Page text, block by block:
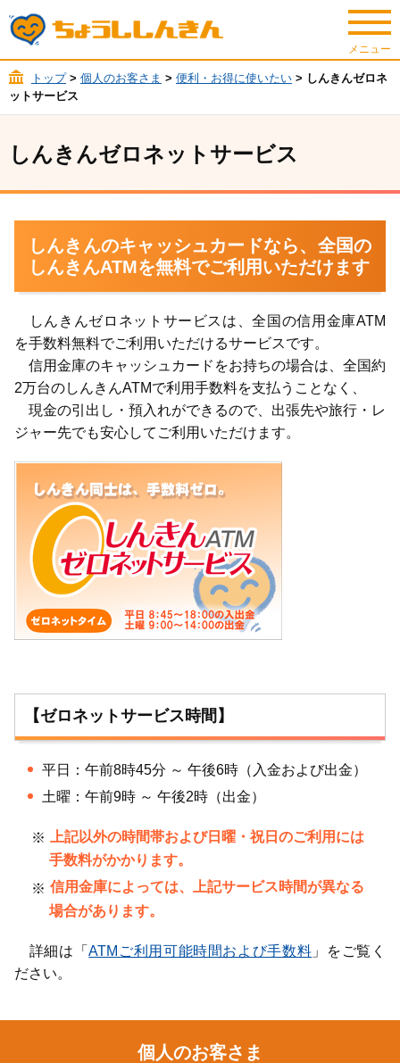
トップ> 個人のお客さま > 便利・お得に使いたい > しんきんゼロネ
ットサービス
しんきんゼロネットサービス
しんきんのキャッシュカードなら、全国の
しんきんATMを無料でご利用いただけます
しんきんゼロネットサービスは、全国の信用金庫ATM
を手数料無料でご利用いただけるサービスです。
信用金庫のキャッシュカードをお持ちの場合は、全国約
2万台のしんきんATMで利用手数料を支払うことなく、
現金の引出し・預入れができるので、出張先や旅行・レ
ジャー先でも安心してご利用いただけます。
【ゼロネットサービス時間】
平日：午前8時45分 ～ 午後6時（入金および出金）
土曜：午前9時 ～ 午後2時（出金）
上記以外の時間帯および日曜・祝日のご利用には
手数料がかかります。
信用金庫によっては、上記サービス時間が異なる
場合があります。
詳細は「ATMご利用可能時間および手数料 」をご覧く
ださい。
個人のお客さま